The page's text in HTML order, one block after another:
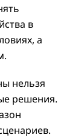
в
а
нельзя
решения.